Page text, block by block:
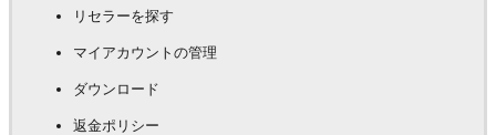
リセラーを探す
マイアカウントの管理
ダウンロード
返金ポリシー